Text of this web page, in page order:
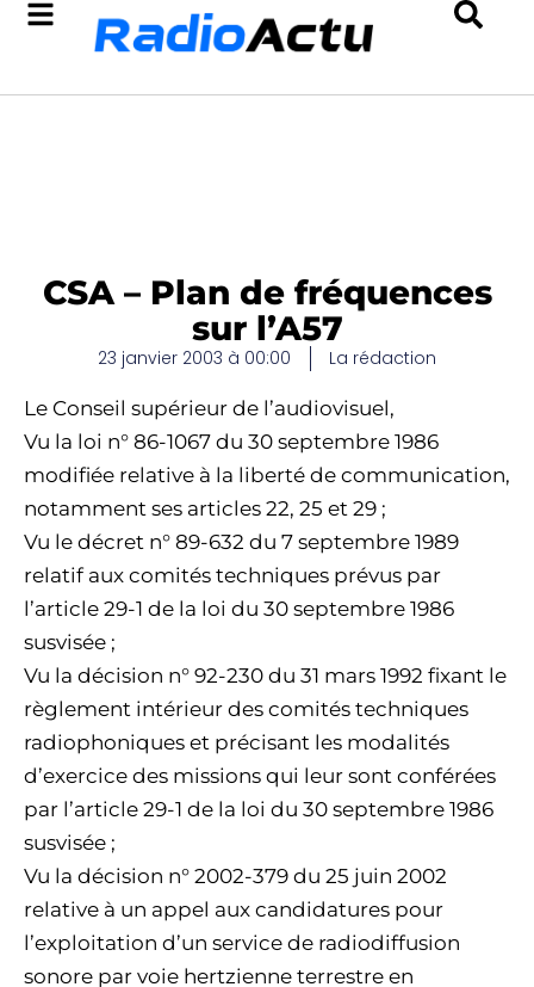
CSA – Plan de fréquences
sur l’A57
23 janvier 2003 à 00:00 La rédaction
Le Conseil supérieur de l’audiovisuel,
Vu la loi n° 86-1067 du 30 septembre 1986
modifiée relative à la liberté de communication,
notamment ses articles 22, 25 et 29 ;
Vu le décret n° 89-632 du 7 septembre 1989
relatif aux comités techniques prévus par
l’article 29-1 de la loi du 30 septembre 1986
susvisée ;
Vu la décision n° 92-230 du 31 mars 1992 fixant le
règlement intérieur des comités techniques
radiophoniques et précisant les modalités
d’exercice des missions qui leur sont conférées
par l’article 29-1 de la loi du 30 septembre 1986
susvisée ;
Vu la décision n° 2002-379 du 25 juin 2002
relative à un appel aux candidatures pour
l’exploitation d’un service de radiodiffusion
sonore par voie hertzienne terrestre en